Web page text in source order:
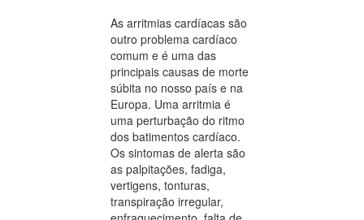
As arritmias cardíacas são
outro problema cardíaco
comum e é uma das
principais causas de morte
súbita no nosso país e na
Europa. Uma arritmia é
uma perturbação do ritmo
dos batimentos cardíaco.
Os sintomas de alerta são
as palpitações, fadiga,
vertigens, tonturas,
transpiração irregular,